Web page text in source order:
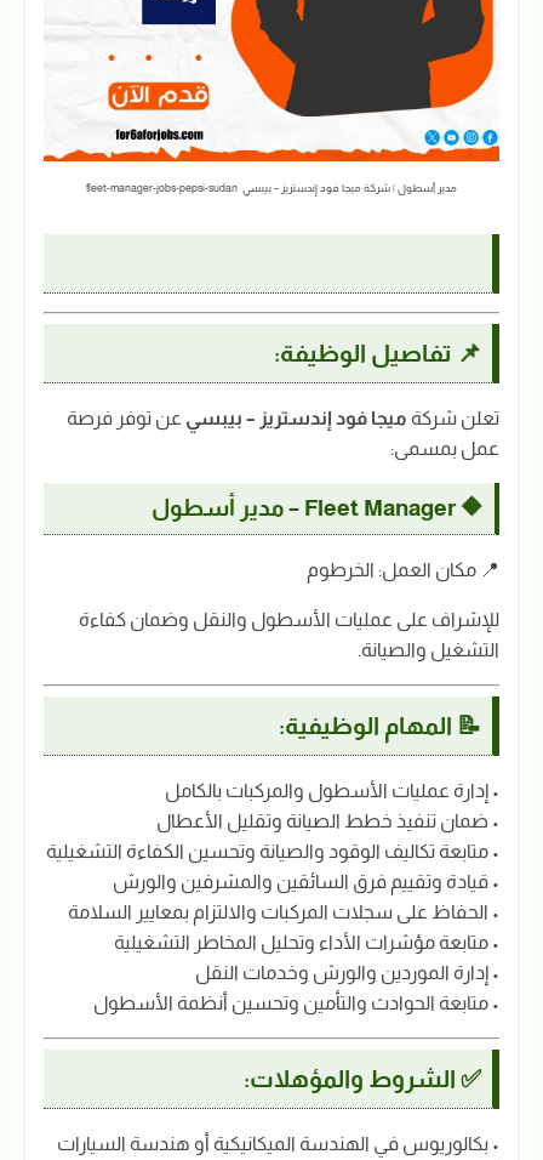
مدير أسطول | شركة ميجا فود إندستريز – بيبسي fleet-manager-jobs-pepsi-sudan
📌 تفاصيل الوظيفة:
تعلن شركة ميجا فود إندستريز – بيبسي عن توفر فرصة
عمل بمسمى:
🔶 Fleet Manager – مدير أسطول
📍 مكان العمل: الخرطوم
للإشراف على عمليات الأسطول والنقل وضمان كفاءة
التشغيل والصيانة.
📝 المهام الوظيفية:
• إدارة عمليات الأسطول والمركبات بالكامل
• ضمان تنفيذ خطط الصيانة وتقليل الأعطال
• متابعة تكاليف الوقود والصيانة وتحسين الكفاءة التشغيلية
• قيادة وتقييم فرق السائقين والمشرفين والورش
• الحفاظ على سجلات المركبات والالتزام بمعايير السلامة
• متابعة مؤشرات الأداء وتحليل المخاطر التشغيلية
• إدارة الموردين والورش وخدمات النقل
• متابعة الحوادث والتأمين وتحسين أنظمة الأسطول
✅ الشروط والمؤهلات:
• بكالوريوس في الهندسة الميكانيكية أو هندسة السيارات